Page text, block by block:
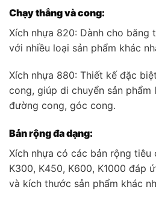
Chạy thẳng và cong:
Xích nhựa 820: Dành cho băng
với nhiều loại sản phẩm khác
Xích nhựa 880: Thiết kế đặc
cong, giúp di chuyển sản phẩm
đường cong, góc cong.
Bản rộng đa dạng:
Xích nhựa có các bản rộng tiêu
K300, K450, K600, K1000 đáp
và kích thước sản phẩm khác